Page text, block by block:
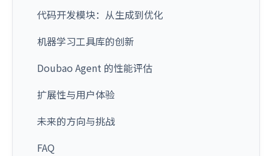
代码开发模块：从生成到优化
机器学习工具库的创新
Doubao Agent 的性能评估
扩展性与用户体验
未来的方向与挑战
FAQ